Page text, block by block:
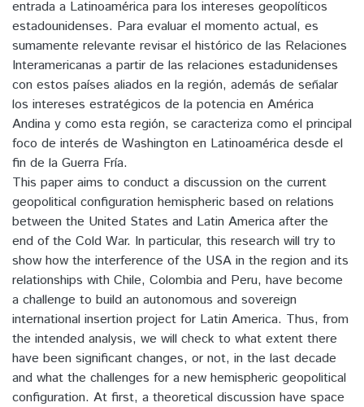
entrada a Latinoamérica para los intereses geopolíticos
estadounidenses. Para evaluar el momento actual, es
sumamente relevante revisar el histórico de las Relaciones
Interamericanas a partir de las relaciones estadunidenses
con estos países aliados en la región, además de señalar
los intereses estratégicos de la potencia en América
Andina y como esta región, se caracteriza como el principal
foco de interés de Washington en Latinoamérica desde el
fin de la Guerra Fría.
This paper aims to conduct a discussion on the current
geopolitical configuration hemispheric based on relations
between the United States and Latin America after the
end of the Cold War. In particular, this research will try to
show how the interference of the USA in the region and its
relationships with Chile, Colombia and Peru, have become
a challenge to build an autonomous and sovereign
international insertion project for Latin America. Thus, from
the intended analysis, we will check to what extent there
have been significant changes, or not, in the last decade
and what the challenges for a new hemispheric geopolitical
configuration. At first, a theoretical discussion have space